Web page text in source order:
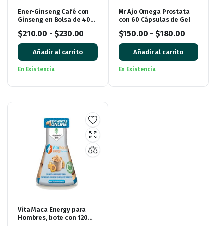
Ener-Ginseng Café con
Ginseng en Bolsa de 400
$210.00 -$230.00
Añadir al carrito
En Existencia
Mr Ajo Omega Prostata
con 60 Cápsulas de Gel
$150.00 - $180.00
Añadir al carrito
En Existencia
Vita Maca Energy para
Hombres, bote con 120